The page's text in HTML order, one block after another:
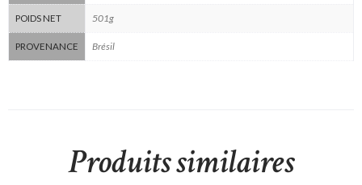
POIDS NET 501g
PROVENANCE Brésil
Produits similaires